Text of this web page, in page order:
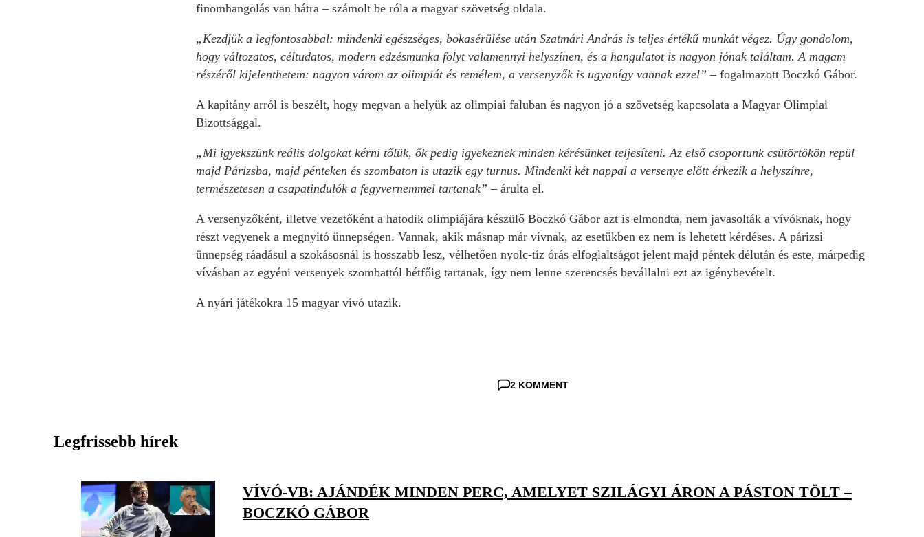
finomhangolás van hátra – számolt be róla a magyar szövetség oldala.
„Kezdjük a legfontosabbal: mindenki egészséges, bokasérülése után Szatmári András is teljes értékű munkát végez. Úgy gondolom,
hogy változatos, céltudatos, modern edzésmunka folyt valamennyi helyszínen, és a hangulatot is nagyon jónak találtam. A magam
részéről kijelenthetem: nagyon várom az olimpiát és remélem, a versenyzők is ugyanígy vannak ezzel” – fogalmazott Boczkó Gábor.
A kapitány arról is beszélt, hogy megvan a helyük az olimpiai faluban és nagyon jó a szövetség kapcsolata a Magyar Olimpiai
Bizottsággal.
„Mi igyekszünk reális dolgokat kérni tőlük, ők pedig igyekeznek minden kérésünket teljesíteni. Az első csoportunk csütörtökön repül
majd Párizsba, majd pénteken és szombaton is utazik egy turnus. Mindenki két nappal a versenye előtt érkezik a helyszínre,
természetesen a csapatindulók a fegyvernemmel tartanak” – árulta el.
A versenyzőként, illetve vezetőként a hatodik olimpiájára készülő Boczkó Gábor azt is elmondta, nem javasolták a vívóknak, hogy
részt vegyenek a megnyitó ünnepségen. Vannak, akik másnap már vívnak, az esetükben ez nem is lehetett kérdéses. A párizsi
ünnepség ráadásul a szokásosnál is hosszabb lesz, vélhetően nyolc-tíz órás elfoglaltságot jelent majd péntek délután és este, márpedig
vívásban az egyéni versenyek szombattól hétfőig tartanak, így nem lenne szerencsés bevállalni ezt az igénybevételt.
A nyári játékokra 15 magyar vívó utazik.
2 KOMMENT
Legfrissebb hírek
VÍVÓ-VB: AJÁNDÉK MINDEN PERC, AMELYET SZILÁGYI ÁRON A PÁSTON TÖLT –
BOCZKÓ GÁBOR